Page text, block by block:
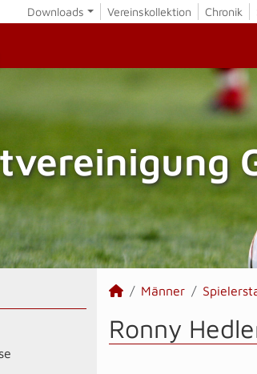
Downloads Vereinskollektion Chronik
Männer
Ronny